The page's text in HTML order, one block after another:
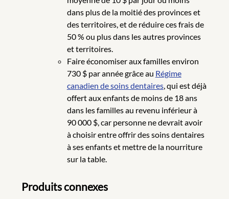
dans plus de la moitié des provinces et
des territoires, et de réduire ces frais de
50 % ou plus dans les autres provinces
et territoires.
Faire économiser aux familles environ
730 $ par année grâce au Régime
canadien de soins dentaires, qui est déjà
offert aux enfants de moins de 18 ans
dans les familles au revenu inférieur à
90 000 $, car personne ne devrait avoir
à choisir entre offrir des soins dentaires
à ses enfants et mettre de la nourriture
sur la table.
Produits connexes